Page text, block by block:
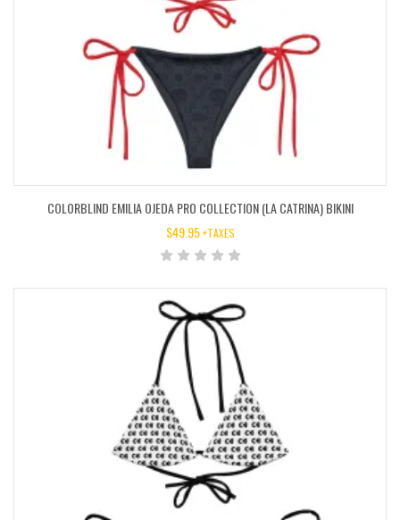
COLORBLIND EMILIA OJEDA PRO COLLECTION (LA CATRINA) BIKINI
$49.95 +TAXES